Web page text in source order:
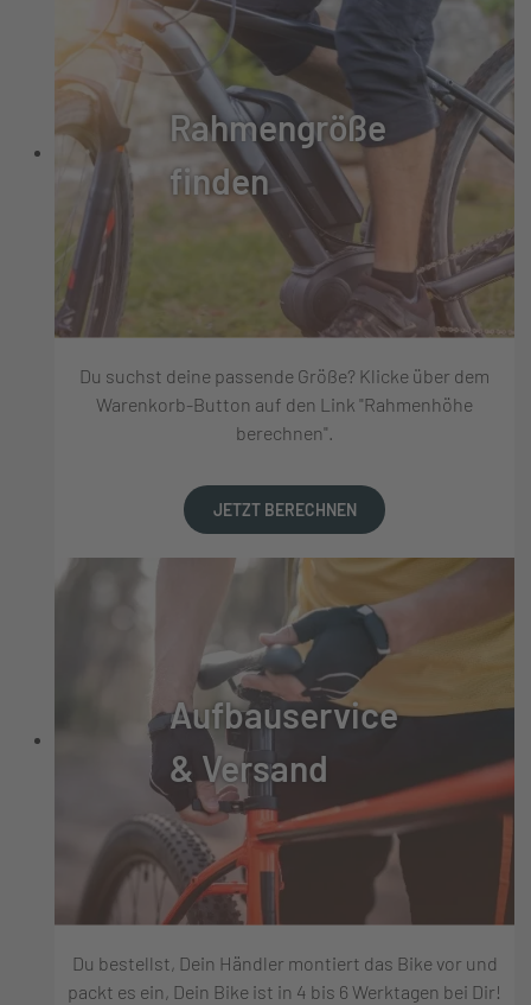
Rahmengröße
finden
Du suchst deine passende Größe? Klicke über dem
Warenkorb-Button auf den Link "Rahmenhöhe
berechnen".
JETZT BERECHNEN
Aufbauservice
& Versand
Du bestellst, Dein Händler montiert das Bike vor und
packt es ein, Dein Bike ist in 4 bis 6 Werktagen bei Dir!